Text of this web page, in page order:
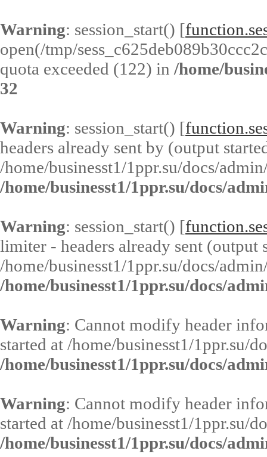
Warning: session_start() [
open(/tmp/
quota exceeded (122) in /home/
32
Warning: session_start() [
headers already sent by (output
/home/businesst1/1ppr.su/docs/
/home/businesst1/1ppr.su/docs/
Warning: session_start() [
limiter - headers already sent (output
/home/businesst1/1ppr.su/docs/
/home/businesst1/1ppr.su/docs/
Warning: Cannot modify header
started at /home/businesst1/1ppr.su/
/home/businesst1/1ppr.su/docs/
Warning: Cannot modify header
started at /home/businesst1/1ppr.su/
/home/businesst1/1ppr.su/docs/